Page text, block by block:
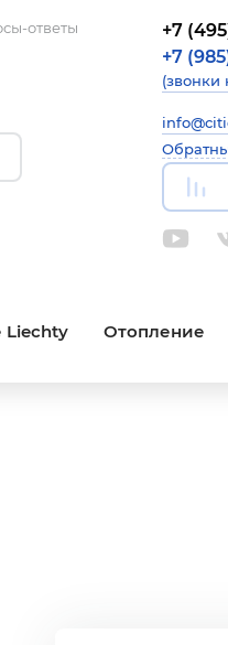
ответы
+7
+7
(звонки
Liechty Отопление